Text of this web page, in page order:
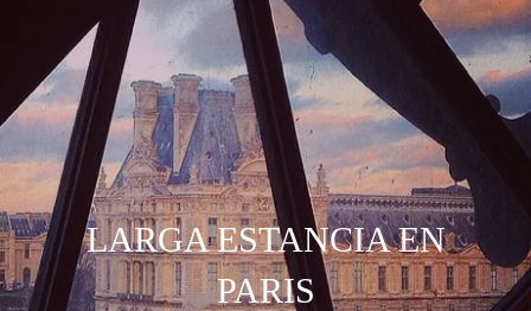
LARGA ESTANCIA EN
PARIS